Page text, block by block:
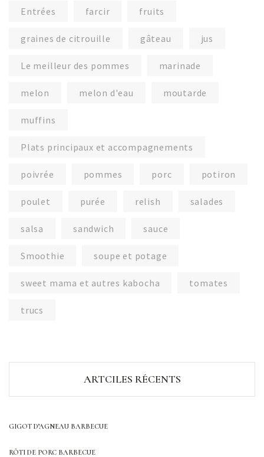
Entrées farcir fruits
graines de citrouille gâteau jus
Le meilleur des pommes marinade
melon melon d'eau moutarde
muffins
Plats principaux et accompagnements
poivrée pommes porc potiron
poulet purée relish salades
salsa sandwich sauce
Smoothie soupe et potage
sweet mama et autres kabocha tomates
trucs
ARTCILES RÉCENTS
GIGOT D’AGNEAU BARBECUE
RÔTI DE PORC BARBECUE